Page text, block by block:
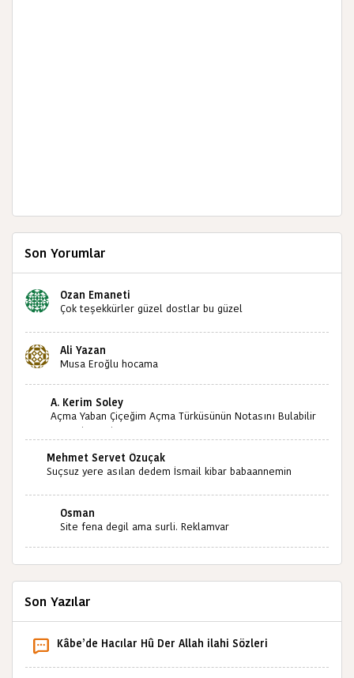
Son Yorumlar
Ozan Emaneti
Çok teşekkürler güzel dostlar bu güzel
sizlerin sayesinde türkülerimiz ölmeyecektir tekrar
teşekkürler saygılarımla
Ali Yazan
Musa Eroğlu hocama
A. Kerim Soley
Açma Yaban Çiçeğim Açma Türküsünün Notasını Bulabilir
miyiz ?İlginiz İçin Şimdiden Teşekkürler.
Mehmet Servet Özuçak
Suçsuz yere asılan dedem İsmail kibar babaannemin
Osman
Site fena degil ama surli. Reklamvar
Son Yazılar
Kâbe’de Hacılar Hû Der Allah ilahi Sözleri